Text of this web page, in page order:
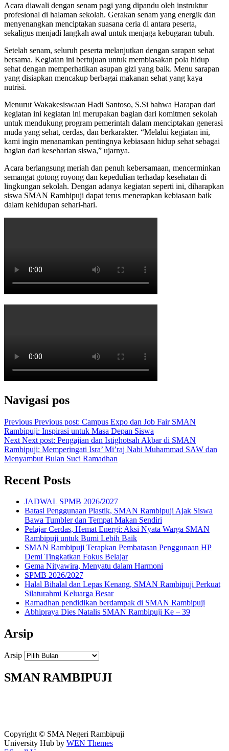
Acara diawali dengan senam pagi yang dipandu oleh instruktur
profesional di halaman sekolah. Gerakan senam yang energik dan
menyenangkan menciptakan suasana ceria di antara peserta,
sekaligus menjadi langkah awal untuk menjaga kebugaran tubuh.
Setelah senam, seluruh peserta melanjutkan dengan sarapan sehat
bersama. Kegiatan ini bertujuan untuk membiasakan pola hidup
sehat dengan memperhatikan asupan gizi yang baik. Menu sarapan
yang disiapkan mencakup berbagai makanan sehat yang kaya
nutrisi.
Menurut Wakakesiswaan Hadi Santoso, S.Si bahwa Harapan dari
kegiatan ini kegiatan ini merupakan bagian dari komitmen sekolah
untuk mendukung program pemerintah dalam menciptakan generasi
muda yang sehat, cerdas, dan berkarakter. “Melalui kegiatan ini,
kami ingin menanamkan pentingnya kebiasaan hidup sehat sebagai
bagian dari keseharian siswa,” ujarnya.
Acara berlangsung meriah dan penuh kebersamaan, mencerminkan
semangat gotong royong dan kepedulian terhadap kesehatan di
lingkungan sekolah. Dengan adanya kegiatan seperti ini, diharapkan
siswa SMAN Rambipuji dapat terus menerapkan kebiasaan baik
dalam kehidupan sehari-hari.
Navigasi pos
Previous Previous post: Campus Expo dan Job Fair SMAN
Rambipuji: Inspirasi untuk Masa Depan Siswa
Next Next post: Pengajian dan Istighotsah Akbar di SMAN
Rambipuji: Memperingati Isra’ Mi’raj Nabi Muhammad SAW dan
Menyambut Bulan Suci Ramadhan
Recent Posts
JADWAL SPMB 2026/2027
Batasi Penggunaan Plastik, SMAN Rambipuji Ajak Siswa
Bawa Tumbler dan Tempat Makan Sendiri
Pelajar Cerdas, Hemat Energi: Aksi Nyata Warga SMAN
Rambipuji untuk Bumi Lebih Baik
SMAN Rambipuji Terapkan Pembatasan Penggunaan HP
Demi Tingkatkan Fokus Belajar
Gema Nityawira, Menyatu dalam Harmoni
SPMB 2026/2027
Halal Bihalal dan Lepas Kenang, SMAN Rambipuji Perkuat
Silaturahmi Keluarga Besar
Ramadhan pendidikan berdampak di SMAN Rambipuji
Abhipraya Dies Natalis SMAN Rambipuji Ke – 39
Arsip
Arsip
SMAN RAMBIPUJI
Copyright © SMA Negeri Rambipuji
University Hub by WEN Themes